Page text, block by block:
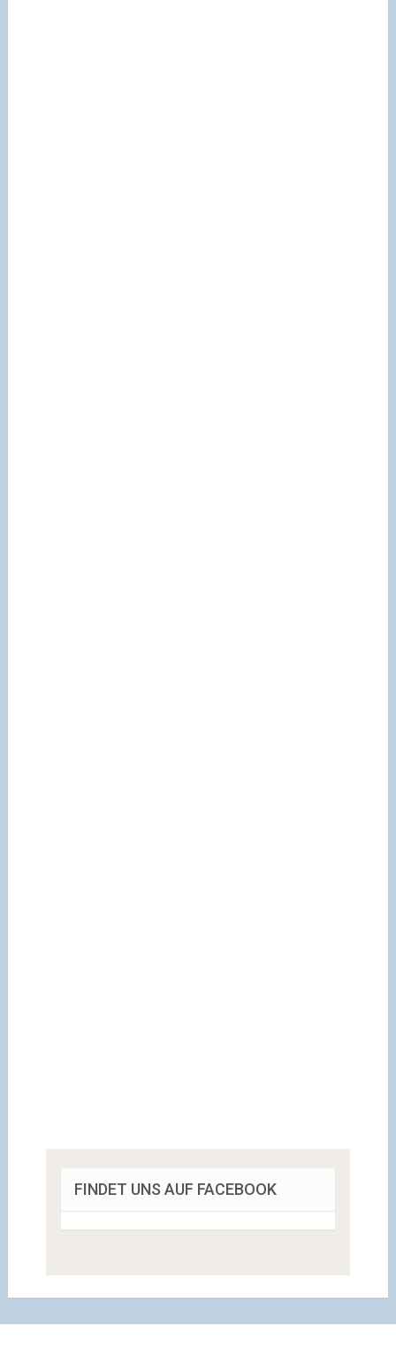
FINDET UNS AUF FACEBOOK